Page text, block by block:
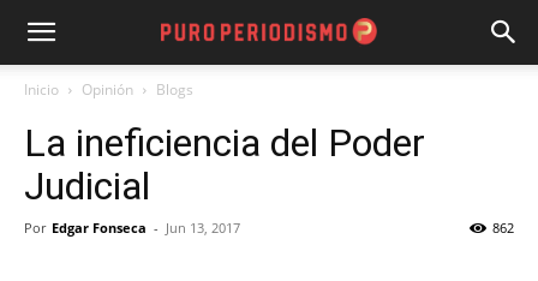
Inicio Opinión Blogs
La ineficiencia del Poder
Judicial
Por Edgar Fonseca - Jun 13, 2017 862